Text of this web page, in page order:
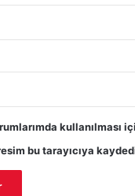
kullanılması
bu tarayıcıya